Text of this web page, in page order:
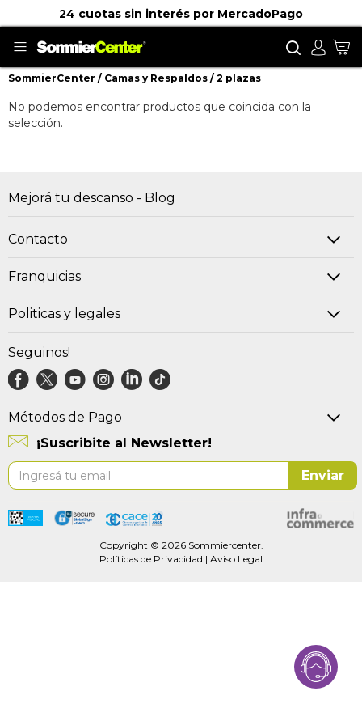
24 cuotas sin interés por MercadoPago
Buscar
SommierCenter Camas y Respaldos 2 plazas
2 plazas
No podemos encontrar productos que coincida con la
selección.
Mejorá tu descanso - Blog
Contacto
Franquicias
Politicas y legales
¡Suscribite al Newsletter!
Suscríbase
al
informativo:
Enviar
Seguinos!
Métodos de Pago
Copyright © 2026 Sommiercenter.
Políticas de Privacidad | Aviso Legal